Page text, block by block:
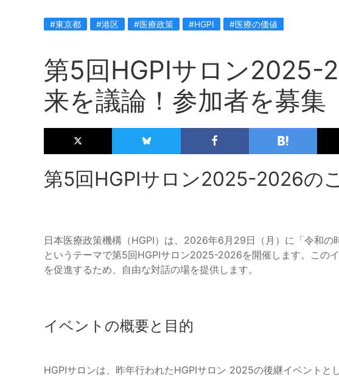
#東京都 #港区 #医療政策 #HGPI #医療の価値
第5回HGPIサロン2025-
来を議論！参加者を募集
第5回HGPIサロン2025-2026の
日本医療政策機構（HGPI）は、2026年6月29日（月）に「令和の
というテーマで第5回HGPIサロン2025-2026を開催します。この
を促進するため、自由な対話の場を提供します。
イベントの概要と目的
HGPIサロンは、昨年行われたHGPIサロン 2025の後継イベントと